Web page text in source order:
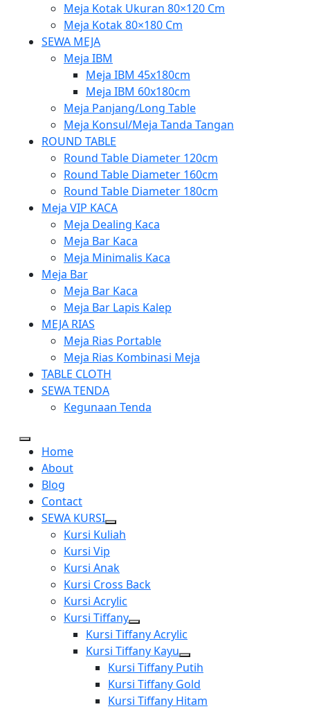
Meja Kotak Ukuran 80×120 Cm
Meja Kotak 80×180 Cm
SEWA MEJA
Meja IBM
Meja IBM 45x180cm
Meja IBM 60x180cm
Meja Panjang/Long Table
Meja Konsul/Meja Tanda Tangan
ROUND TABLE
Round Table Diameter 120cm
Round Table Diameter 160cm
Round Table Diameter 180cm
Meja VIP KACA
Meja Dealing Kaca
Meja Bar Kaca
Meja Minimalis Kaca
Meja Bar
Meja Bar Kaca
Meja Bar Lapis Kalep
MEJA RIAS
Meja Rias Portable
Meja Rias Kombinasi Meja
TABLE CLOTH
SEWA TENDA
Kegunaan Tenda
Home
About
Blog
Contact
SEWA KURSI
Show
menu
Kursi Kuliah
Kursi Vip
Kursi Anak
Kursi Cross Back
Kursi Acrylic
Kursi Tiffany
Show
sub
menu
Kursi Tiffany Acrylic
Kursi Tiffany Kayu
Show
sub
menu
Kursi Tiffany Putih
Kursi Tiffany Gold
Kursi Tiffany Hitam